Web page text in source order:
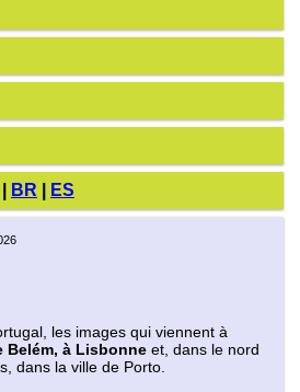
BR ES
les images qui viennent à
Belém, à Lisbonne et, dans le nord
dans la ville de Porto.